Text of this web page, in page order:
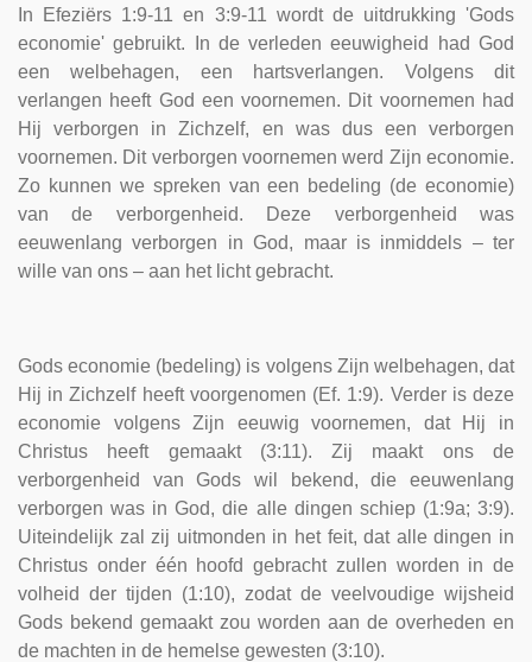
In Efeziërs 1:9-11 en 3:9-11 wordt de uitdrukking 'Gods
economie' gebruikt. In de verleden eeuwigheid had God
een welbehagen, een hartsverlangen. Volgens dit
verlangen heeft God een voornemen. Dit voornemen had
Hij verborgen in Zichzelf, en was dus een verborgen
voornemen. Dit verborgen voornemen werd Zijn economie.
Zo kunnen we spreken van een bedeling (de economie)
van de verborgenheid. Deze verborgenheid was
eeuwenlang verborgen in God, maar is inmiddels – ter
wille van ons – aan het licht gebracht.
Gods economie (bedeling) is volgens Zijn welbehagen, dat
Hij in Zichzelf heeft voorgenomen (Ef. 1:9). Verder is deze
economie volgens Zijn eeuwig voornemen, dat Hij in
Christus heeft gemaakt (3:11). Zij maakt ons de
verborgenheid van Gods wil bekend, die eeuwenlang
verborgen was in God, die alle dingen schiep (1:9a; 3:9).
Uiteindelijk zal zij uitmonden in het feit, dat alle dingen in
Christus onder één hoofd gebracht zullen worden in de
volheid der tijden (1:10), zodat de veelvoudige wijsheid
Gods bekend gemaakt zou worden aan de overheden en
de machten in de hemelse gewesten (3:10).